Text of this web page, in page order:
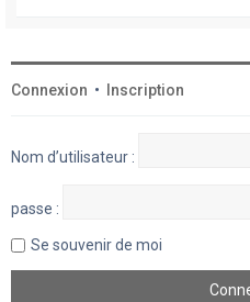
Connexion • Inscription
Nom d’utilisateur :
passe :
Se souvenir de moi